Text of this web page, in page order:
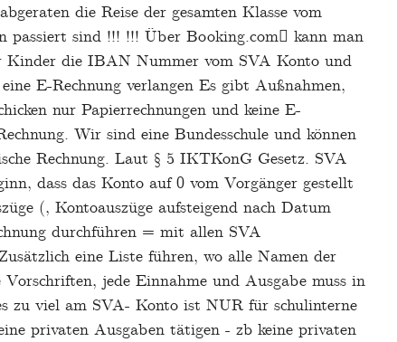
die Reise der gesamten Klasse vom
passiert sind !!! !!! Über Booking.com kann man
Kinder die IBAN Nummer vom SVA Konto und
E-Rechnung verlangen Es gibt Außnahmen,
nur Papierrechnungen und keine E-
Wir sind eine Bundesschule und können
Rechnung. Laut § 5 IKTKonG Gesetz. SVA
dass das Konto auf 0 vom Vorgänger gestellt
(, Kontoauszüge aufsteigend nach Datum
durchführen = mit allen SVA
eine Liste führen, wo alle Namen der
jede Einnahme und Ausgabe muss in
zu viel am SVA- Konto ist NUR für schulinterne
privaten Ausgaben tätigen - zb keine privaten